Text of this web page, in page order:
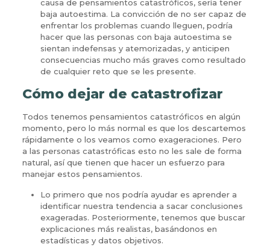
causa de pensamientos catastróficos, sería tener
baja autoestima. La convicción de no ser capaz de
enfrentar los problemas cuando lleguen, podría
hacer que las personas con baja autoestima se
sientan indefensas y atemorizadas, y anticipen
consecuencias mucho más graves como resultado
de cualquier reto que se les presente.
Cómo dejar de catastrofizar
Todos tenemos pensamientos catastróficos en algún
momento, pero lo más normal es que los descartemos
rápidamente o los veamos como exageraciones. Pero
a las personas catastróficas esto no les sale de forma
natural, así que tienen que hacer un esfuerzo para
manejar estos pensamientos.
Lo primero que nos podría ayudar es aprender a
identificar nuestra tendencia a sacar conclusiones
exageradas. Posteriormente, tenemos que buscar
explicaciones más realistas, basándonos en
estadísticas y datos objetivos.